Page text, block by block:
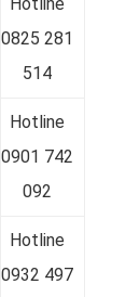
0825 281
514
Hotline
0901 742
092
Hotline
0932 497